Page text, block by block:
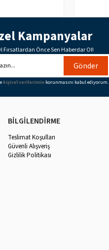
Kampanyalar
Fırsatlardan Önce Sen Haberdar Ol!
Gönder
kişisel verilerimin korunmasını kabul ediyorum.
BİLGİLENDİRME
Teslimat Koşulları
Güvenli Alışveriş
Gizlilik Politikası